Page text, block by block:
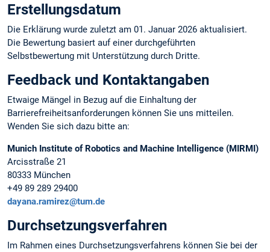
Erstellungsdatum
Die Erklärung wurde zuletzt am 01. Januar 2026 aktualisiert.
Die Bewertung basiert auf einer durchgeführten
Selbstbewertung mit Unterstützung durch Dritte.
Feedback und Kontaktangaben
Etwaige Mängel in Bezug auf die Einhaltung der
Barrierefreiheitsanforderungen können Sie uns mitteilen.
Wenden Sie sich dazu bitte an:
Munich Institute of Robotics and Machine Intelligence (MIRMI)
Arcisstraße 21
80333 München
+49 89 289 29400
dayana.ramirez@tum.de
Durchsetzungsverfahren
Im Rahmen eines Durchsetzungsverfahrens können Sie bei der